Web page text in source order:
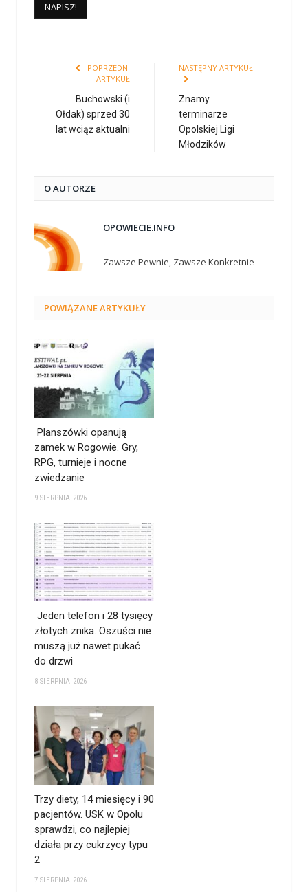
POPRZEDNI
ARTYKUŁ
Buchowski (i
Ołdak) sprzed 30
lat wciąż aktualni
NASTĘPNY ARTYKUŁ
Znamy
terminarze
Opolskiej Ligi
Młodzików
O AUTORZE
OPOWIECIE.INFO
Zawsze Pewnie, Zawsze Konkretnie
POWIĄZANEARTYKUŁY
Planszówki opanują
zamek w Rogowie. Gry,
RPG, turnieje i nocne
zwiedzanie
9 SIERPNIA 2026
Jeden telefon i 28 tysięcy
złotych znika. Oszuści nie
muszą już nawet pukać
do drzwi
8 SIERPNIA 2026
Trzy diety, 14 miesięcy i 90
pacjentów. USK w Opolu
sprawdzi, co najlepiej
działa przy cukrzycy typu
2
7 SIERPNIA 2026